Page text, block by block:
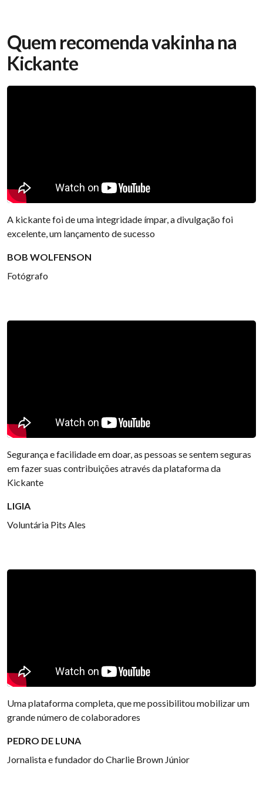
Quem recomenda vakinha na
Kickante
A kickante foi de uma integridade ímpar, a divulgação foi
excelente, um lançamento de sucesso
BOB WOLFENSON
Fotógrafo
Segurança e facilidade em doar, as pessoas se sentem seguras
em fazer suas contribuições através da plataforma da
Kickante
LIGIA
Voluntária Pits Ales
Uma plataforma completa, que me possibilitou mobilizar um
grande número de colaboradores
PEDRO DE LUNA
Jornalista e fundador do Charlie Brown Júnior